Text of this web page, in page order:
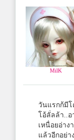
MilK
วันแรกก้มีโ
โอ้ลั่ลล้า..อ
เหนื่อยอ่าง
แล้วอีกอย่า